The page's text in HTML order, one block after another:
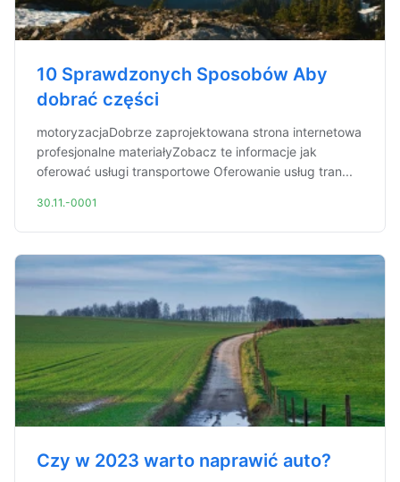
10 Sprawdzonych Sposobów Aby
dobrać części
motoryzacjaDobrze zaprojektowana strona internetowa
profesjonalne materiałyZobacz te informacje jak
oferować usługi transportowe Oferowanie usług tran...
30.11.-0001
Czy w 2023 warto naprawić auto?